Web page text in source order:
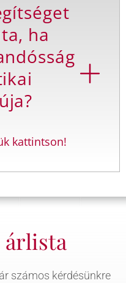
ha
kattintson!
árlista
számos kérdésünkre